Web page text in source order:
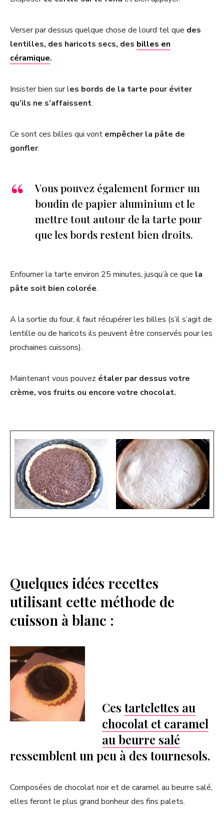
Verser par dessus quelque chose de lourd tel que des
lentilles, des haricots secs, des billes en
céramique.
Insister bien sur les bords de la tarte pour éviter
qu’ils ne s’affaissent.
Ce sont ces billes qui vont empêcher la pâte de
gonfler.
Vous pouvez également former un
boudin de papier aluminium et le
mettre tout autour de la tarte pour
que les bords restent bien droits.
Enfourner la tarte environ 25 minutes, jusqu’à ce que la
pâte soit bien colorée.
A la sortie du four, il faut récupérer les billes (s’il s’agit de
lentille ou de haricots ils peuvent être conservés pour les
prochaines cuissons).
Maintenant vous pouvez étaler par dessus votre
crème, vos fruits ou encore votre chocolat.
Quelques idées recettes
utilisant cette méthode de
cuisson à blanc :
Ces tartelettes au
chocolat et caramel
au beurre salé
ressemblent un peu à des tournesols.
Composées de chocolat noir et de caramel au beurre salé,
elles feront le plus grand bonheur des fins palets.